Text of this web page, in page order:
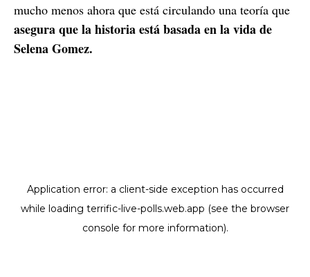
mucho menos ahora que está circulando una teoría que
asegura que la historia está basada en la vida de
Selena Gomez.